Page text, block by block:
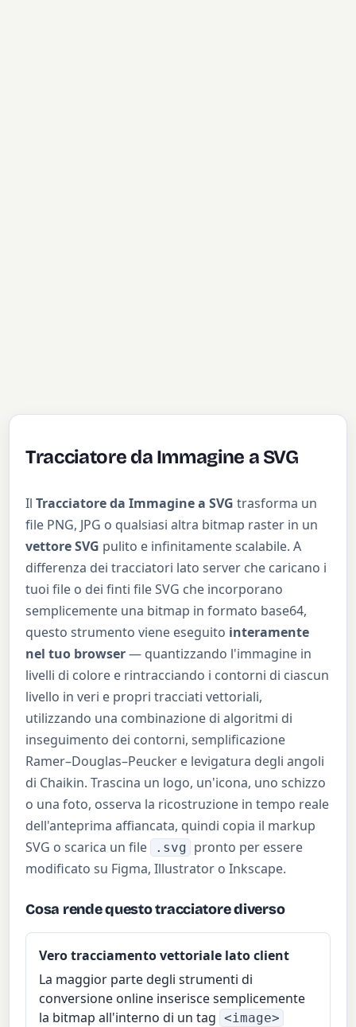
Tracciatore da Immagine a SVG
IlTracciatore da Immagine a SVG trasforma un
file PNG, JPG o qualsiasi altra bitmap raster in un
vettore SVG pulito e infinitamente scalabile. A
differenza dei tracciatori lato server che caricano i
tuoi file o dei finti file SVG che incorporano
semplicemente una bitmap in formato base64,
questo strumento viene eseguito interamente
nel tuo browser— quantizzando l'immagine in
livelli di colore e rintracciando i contorni di ciascun
livello in veri e propri tracciati vettoriali,
utilizzando una combinazione di algoritmi di
inseguimento dei contorni, semplificazione
Ramer–Douglas–Peucker e levigatura degli angoli
di Chaikin. Trascina un logo, un'icona, uno schizzo
o una foto, osserva la ricostruzione in tempo reale
dell'anteprima affiancata, quindi copia il markup
SVG o scarica un file
.svg pronto per essere
modificato su Figma, Illustrator o Inkscape.
Cosa rende questo tracciatore diverso
Vero tracciamento vettoriale lato client
La maggior parte degli strumenti di
conversione online inserisce semplicemente
la bitmap all'interno di un tag <image>